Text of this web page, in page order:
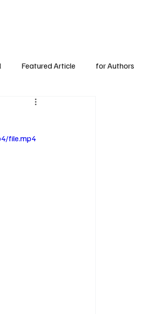
Featured Article for Authors
file.mp4